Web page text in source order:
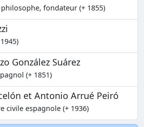
fondateur (+ 1855)
González Suárez
(+ 1851)
et Antonio Arrué Peiró
civile espagnole (+ 1936)